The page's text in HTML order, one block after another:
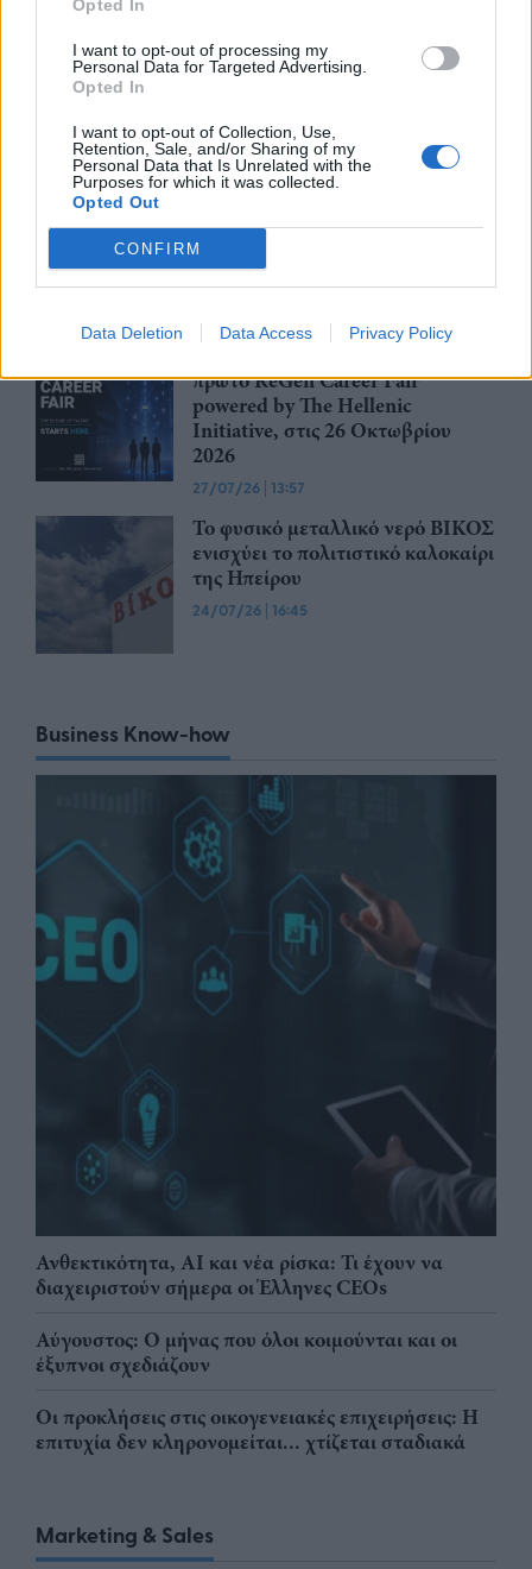
Opted In
I want to opt-out of processing my
Personal Data for Targeted Advertising.
Opted In
I want to opt-out of Collection, Use,
Retention, Sale, and/or Sharing of my
Personal Data that Is Unrelated with the
Purposes for which it was collected.
Opted Out
CONFIRM
Data Deletion Data Access Privacy Policy
Η ena athletics συνεργάζεται με
το ΣΠΑΡΤΑΘΛΟΝ
2026 οι κρατήσεις Early Bird για
συμμετοχή στην EUROVINO
2027
πρώτο ReGen Career Fair
powered by The Hellenic
Initiative, στις 26 Οκτωβρίου
2026
27/07/26 | 13:57
Το φυσικό μεταλλικό νερό ΒΙΚΟΣ
ενισχύει το πολιτιστικό καλοκαίρι
της Ηπείρου
24/07/26 | 16:45
Business Know-how
Ανθεκτικότητα, AI και νέα ρίσκα: Τι έχουν να
διαχειριστούν σήμερα οι Έλληνες CEOs
Αύγουστος: Ο μήνας που όλοι κοιμούνται και οι
έξυπνοι σχεδιάζουν
Οι προκλήσεις στις οικογενειακές επιχειρήσεις: Η
επιτυχία δεν κληρονομείται... χτίζεται σταδιακά
Marketing & Sales